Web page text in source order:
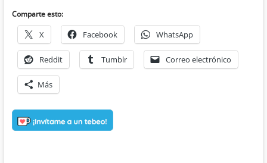
Comparte esto:
X Facebook WhatsApp
Reddit Tumblr Correo electrónico
Más